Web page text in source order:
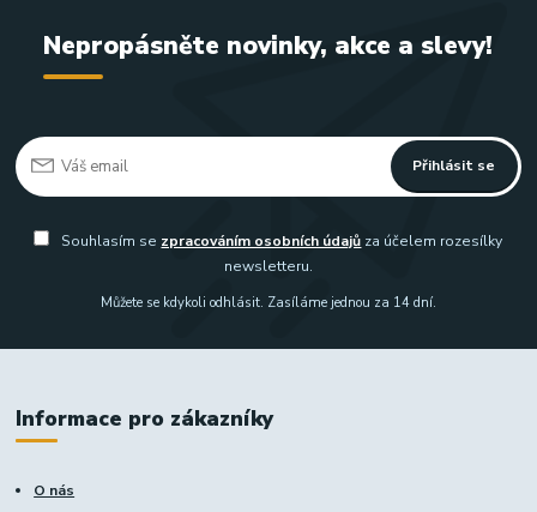
Nepropásněte novinky, akce a slevy!
Přihlásit se
Souhlasím se zpracováním osobních údajů za účelem rozesílky
newsletteru.
Můžete se kdykoli odhlásit. Zasíláme jednou za 14 dní.
Informace pro zákazníky
O nás